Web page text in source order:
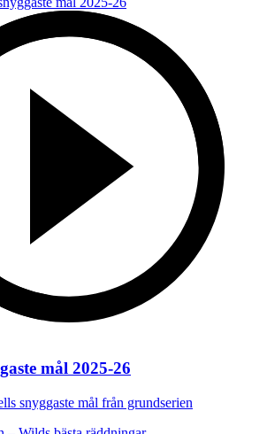
mål 2025-26
snyggaste mål från grundserien